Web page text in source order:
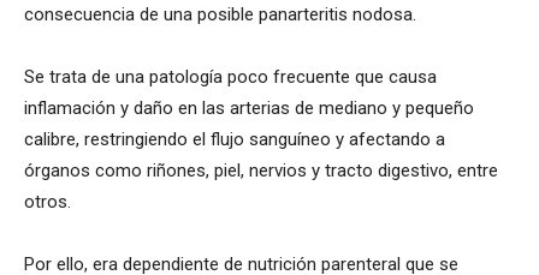
consecuencia de una posible panarteritis nodosa.
Se trata de una patología poco frecuente que causa
inflamación y daño en las arterias de mediano y pequeño
calibre, restringiendo el flujo sanguíneo y afectando a
órganos como riñones, piel, nervios y tracto digestivo, entre
otros.
Por ello, era dependiente de nutrición parenteral que se